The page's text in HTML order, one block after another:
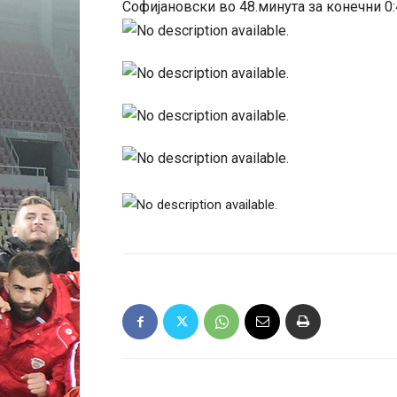
Софијановски во 48.минута за конечни